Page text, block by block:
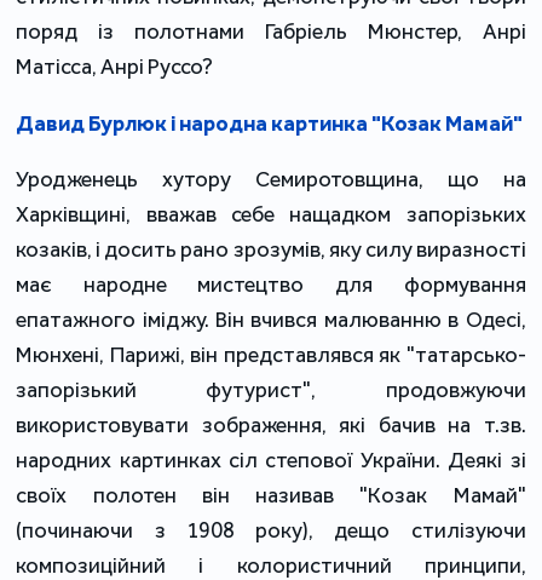
поряд із полотнами Габріель Мюнстер, Анрі
Матісса, Анрі Руссо?
Давид Бурлюк і народна картинка "Козак Мамай"
Уродженець хутору Семиротовщина, що на
Харківщині, вважав себе нащадком запорізьких
козаків, і досить рано зрозумів, яку силу виразності
має народне мистецтво для формування
епатажного іміджу. Він вчився малюванню в Одесі,
Мюнхені, Парижі, він представлявся як "татарсько-
запорізький футурист", продовжуючи
використовувати зображення, які бачив на т.зв.
народних картинках сіл степової України. Деякі зі
своїх полотен він називав "Козак Мамай"
(починаючи з 1908 року), дещо стилізуючи
композиційний і колористичний принципи,